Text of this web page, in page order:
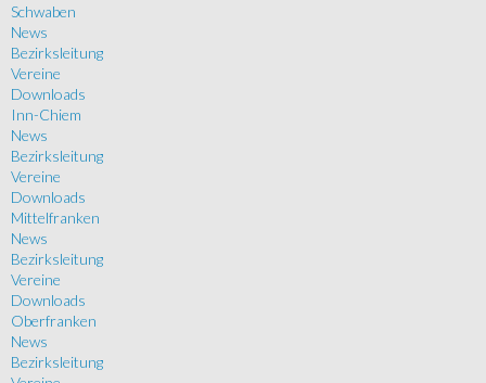
Schwaben
News
Bezirksleitung
Vereine
Downloads
Inn-Chiem
News
Bezirksleitung
Vereine
Downloads
Mittelfranken
News
Bezirksleitung
Vereine
Downloads
Oberfranken
News
Bezirksleitung